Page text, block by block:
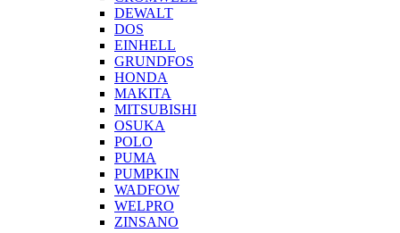
DEWALT
DOS
EINHELL
GRUNDFOS
HONDA
MAKITA
MITSUBISHI
OSUKA
POLO
PUMA
PUMPKIN
WADFOW
WELPRO
ZINSANO